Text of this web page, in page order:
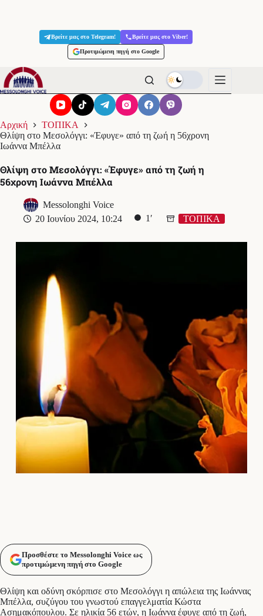
Βρείτε μας στο Telegram! Βρείτε μας στο Viber!
Προτιμώμενη πηγή στο Google
Αρχική
ΤΟΠΙΚΑ
Θλίψη στο Μεσολόγγι: «Έφυγε» από τη ζωή η 56χρονη
Ιωάννα Μπέλλα
Θλίψη στο Μεσολόγγι: «Έφυγε» από τη ζωή η
56χρονη Ιωάννα Μπέλλα
Messolonghi Voice
20 Ιουνίου 2024, 10:24
1′ ΤΟΠΙΚΑ
Προσθέστε το Messolonghi Voice ως
προτιμώμενη πηγή στο Google
Θλίψη και οδύνη σκόρπισε στο Μεσολόγγι η απώλεια της Ιωάννας
Μπέλλα, συζύγου του γνωστού επαγγελματία Κώστα
Ασημακόπουλου. Σε ηλικία 56 ετών, η Ιωάννα έφυγε από τη ζωή,